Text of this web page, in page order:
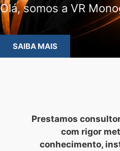
Olá, somos a VR
SAIBA MAIS
Prestamos
com rigor
conhecimento,